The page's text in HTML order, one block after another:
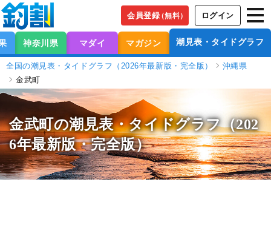
会員登録（無料） ログイン
神奈川県 マダイ マガジン 潮見表・タイドグラフ
全国の潮見表・タイドグラフ（2026年最新版・完全版）
沖縄県
金武町
金武町の潮見表・タイドグラフ（202
6年最新版・完全版）